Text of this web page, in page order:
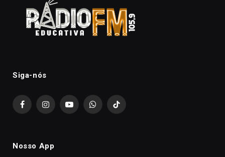
Siga-nós
FacebookInstagramYouTubeWhatsAppTikTok
Nosso App